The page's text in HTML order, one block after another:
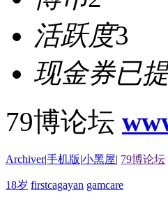
活跃度3
现金券已
79博论坛
Archiver|手机版|小黑屋| 79博论坛
18岁 firstcagayan gamcare